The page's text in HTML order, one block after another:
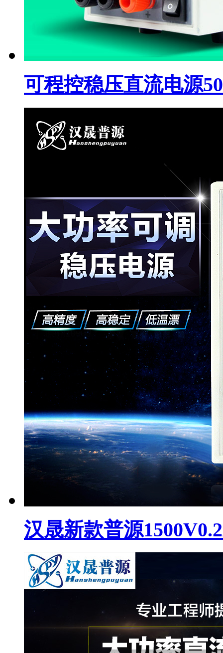
可程控稳压直流电源
汉晟新款普源